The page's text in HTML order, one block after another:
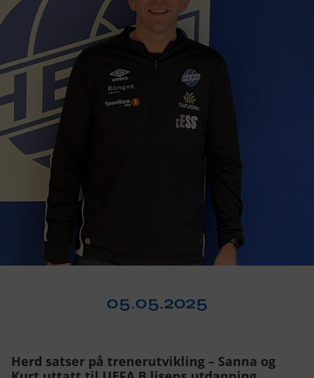
Artikler
Om oss ▾
Kontakt oss
05.05.2025
Herd satser på trenerutvikling – Sanna og